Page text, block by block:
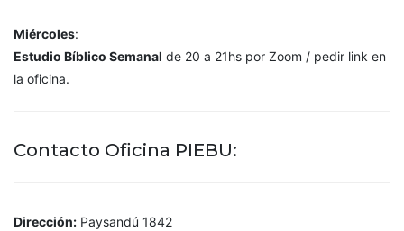
Miércoles:
Estudio Bíblico Semanal de 20 a 21hs por Zoom / pedir link en
la oficina.
Contacto Oficina PIEBU:
Dirección: Paysandú 1842